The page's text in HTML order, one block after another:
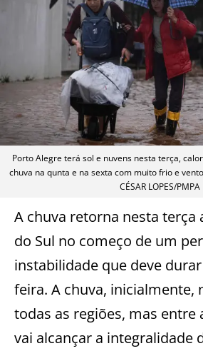
Porto Alegre terá sol e nuvens nesta terça,
chuva na qunta e na sexta com muito frio e
CÉSAR LOPES/PMPA
A chuva retorna nesta terça
do Sul no começo de um
instabilidade que deve
feira. A chuva, inicialmente,
todas as regiões, mas entre
vai alcançar a integralidade